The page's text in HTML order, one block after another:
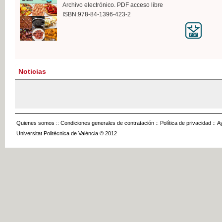
Archivo electrónico. PDF acceso libre
ISBN:978-84-1396-423-2
Noticias
Quienes somos :: Condiciones generales de contratación :: Política de privacidad ::
Universitat Politècnica de València © 2012